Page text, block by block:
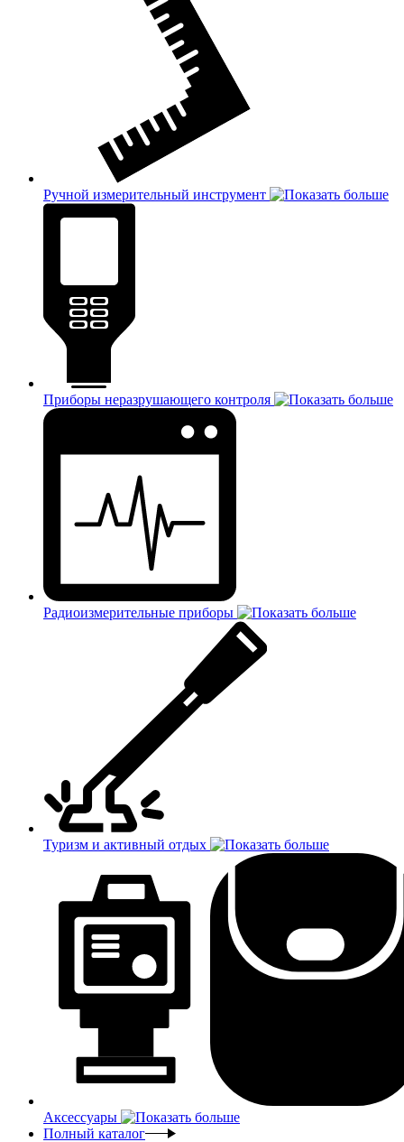
Ручной измерительный инструмент
Приборы неразрушающего контроля
Радиоизмерительные приборы
Туризм и активный отдых
Аксессуары
Полный каталог